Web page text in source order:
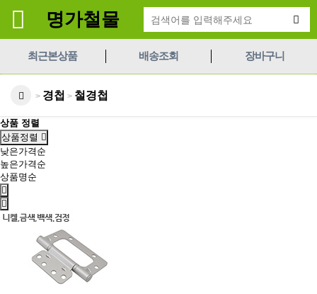
명가철물
최근본상품 배송조회 장바구니
> 경첩 > 철경첩
상품 정렬
상품정렬
낮은가격순
높은가격순
상품명순